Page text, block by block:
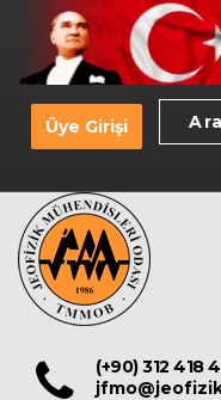
Üye Girişi
(+90) 312 418